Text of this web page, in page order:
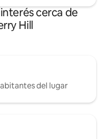
cerca de
Hill
del lugar